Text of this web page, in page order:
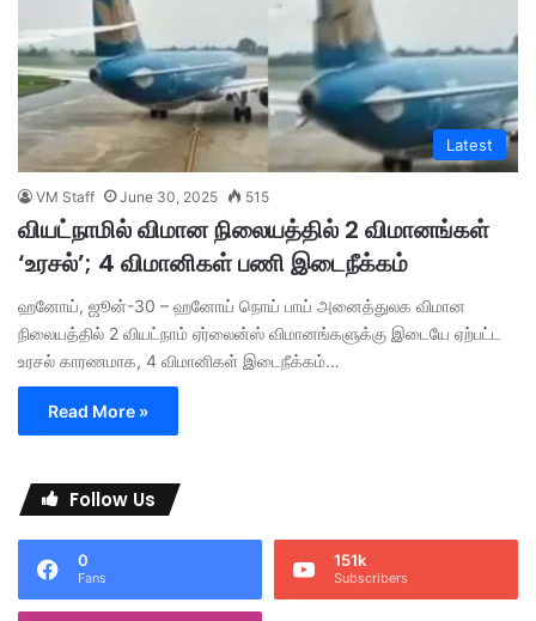
Latest
VM Staff June 30, 2025 515
வியட்நாமில் விமான நிலையத்தில் 2 விமானங்கள்
‘உரசல்’; 4 விமானிகள் பணி இடைநீக்கம்
ஹனோய், ஜூன்-30 – ஹனோய் நொய் பாய் அனைத்துலக விமான
நிலையத்தில் 2 வியட்நாம் ஏர்லைன்ஸ் விமானங்களுக்கு இடையே ஏற்பட்ட
உரசல் காரணமாக, 4 விமானிகள் இடைநீக்கம்…
Read More »
Follow Us
0
Fans
151k
Subscribers